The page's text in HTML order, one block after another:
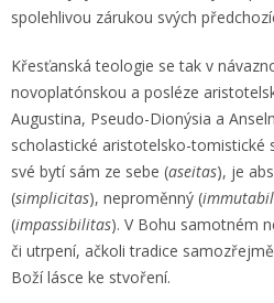
spolehlivou zárukou svých
Křesťanská teologie se tak v
novoplatónskou a posléze
Augustina, Pseudo-Dionýsia a
scholastické aristotelsko-tomistické
své bytí sám ze sebe (aseitas), je
(simplicitas), neproměnný (
(impassibilitas). V Bohu samotném
či utrpení, ačkoli tradice
Boží lásce ke stvoření.